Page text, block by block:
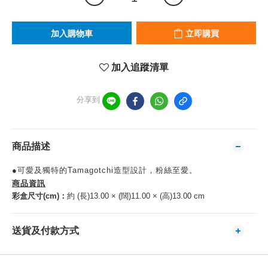
加入購物車 立即購買
加入追蹤清單
分享到
商品描述
●可愛及獨特的Tamagotchi造型設計，粉絲至愛。
商品資訊
彩盒尺寸(cm)： 約 (長)13.00 × (闊)11.00 × (高)13.00 cm
送貨及付款方式